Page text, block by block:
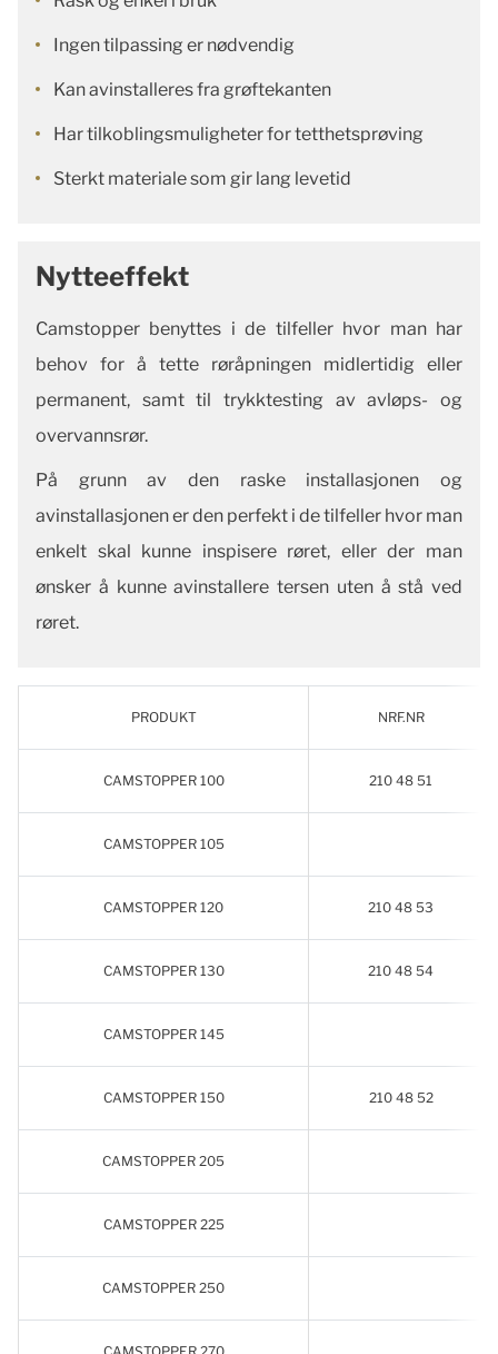
Ingen tilpassing er nødvendig
Kan avinstalleres fra grøftekanten
Har tilkoblingsmuligheter for tetthetsprøving
Sterkt materiale som gir lang levetid
Nytteeffekt
Camstopper benyttes i de tilfeller hvor man har
behov for å tette røråpningen midlertidig eller
permanent, samt til trykktesting av avløps- og
overvannsrør.
På grunn av den raske installasjonen og
avinstallasjonen er den perfekt i de tilfeller hvor man
enkelt skal kunne inspisere røret, eller der man
ønsker å kunne avinstallere tersen uten å stå ved
røret.
PRODUKT NRF.NR
CAMSTOPPER 100 210 48 51
CAMSTOPPER 105
CAMSTOPPER 120 210 48 53
CAMSTOPPER 130 210 48 54
CAMSTOPPER 145
CAMSTOPPER 150 210 48 52
CAMSTOPPER 205
CAMSTOPPER 225
CAMSTOPPER 250